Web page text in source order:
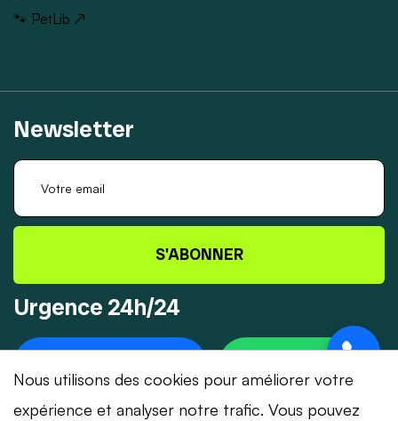
🐾 PetLib ↗
Newsletter
S'ABONNER
Urgence 24h/24
Nous utilisons des cookies pour améliorer votre
expérience et analyser notre trafic. Vous pouvez